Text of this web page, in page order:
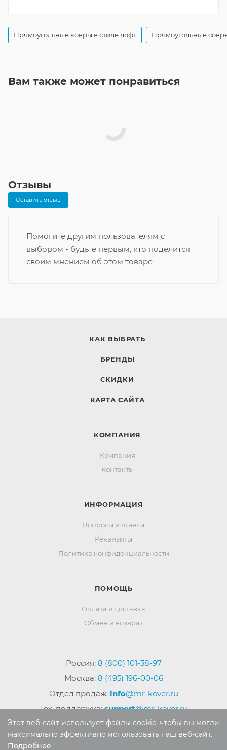
Прямоугольные ковры в стиле лофт Прямоугольные
Вам также может понравиться
Отзывы
Оставить отзыв
Помогите другим пользователям с
выбором - будьте первым, кто поделится
своим мнением об этом товаре
КАК ВЫБРАТЬ
БРЕНДЫ
СКИДКИ
КАРТА САЙТА
КОМПАНИЯ
Компания
Контакты
ИНФОРМАЦИЯ
Вопросы и ответы
Реквизиты
Политика конфиденциальности
ПОМОЩЬ
Оплата и доставка
Обмен и возврат
Россия: 8 (800) 101-38-97
Москва: 8 (495) 196-00-06
Отдел продаж: info@mr-kover.ru
Тех. поддержка:support@mr-kover.ru
Этот веб-сайт использует файлы cookie, чтобы вы могли
максимально эффективно использовать наш веб-сайт.
Подробнее